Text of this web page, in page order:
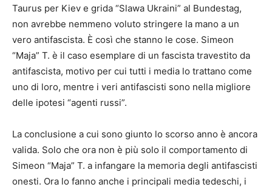
Taurus per Kiev e grida “Slawa Ukraini” al Bundestag,
non avrebbe nemmeno voluto stringere la mano a un
vero antifascista. È così che stanno le cose. Simeon
“Maja” T. è il caso esemplare di un fascista travestito da
antifascista, motivo per cui tutti i media lo trattano come
uno di loro, mentre i veri antifascisti sono nella migliore
delle ipotesi “agenti russi”.
La conclusione a cui sono giunto lo scorso anno è ancora
valida. Solo che ora non è più solo il comportamento di
Simeon “Maja” T. a infangare la memoria degli antifascisti
onesti. Ora lo fanno anche i principali media tedeschi, i